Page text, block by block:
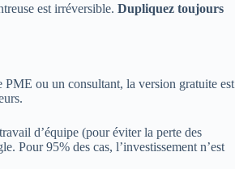
est irréversible. Dupliquez toujours
PME ou un consultant, la version gratuite est
d’équipe (pour éviter la perte des
Pour 95% des cas, l’investissement n’est